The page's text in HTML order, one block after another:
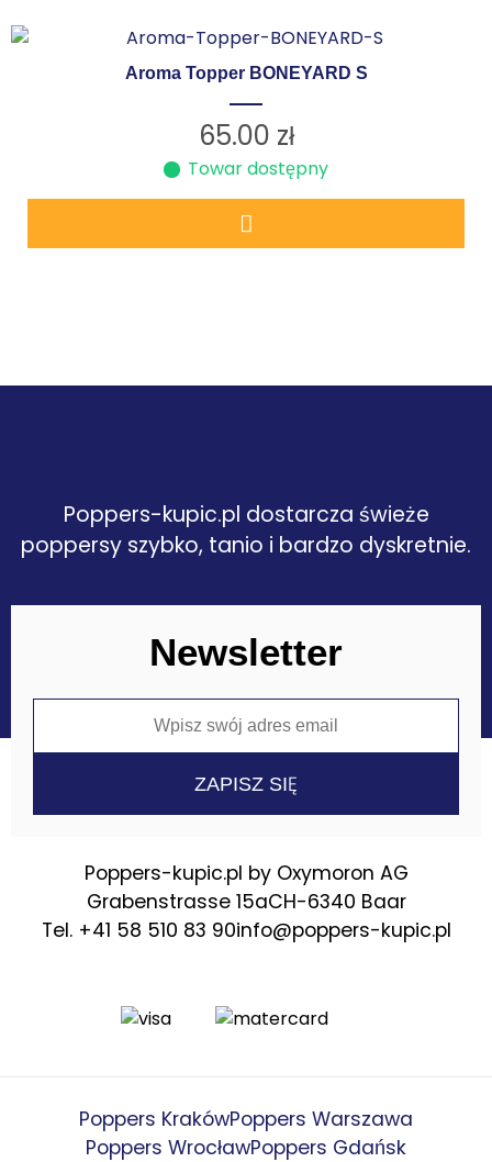
Aroma Topper BONEYARD S
65.00 zł
Towar dostępny
Poppers-kupic.pl dostarcza świeże
poppersy szybko, tanio i bardzo dyskretnie.
Newsletter
Poppers-kupic.pl by Oxymoron AG
Grabenstrasse 15aCH-6340 Baar
Tel. +41 58 510 83 90info@poppers-kupic.pl
Poppers KrakówPoppers Warszawa
Poppers WrocławPoppers Gdańsk